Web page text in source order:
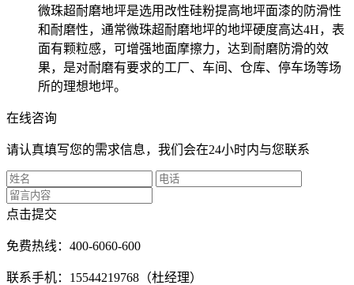
微珠超耐磨地坪是选用改性硅粉提高地坪面漆的防滑性
和耐磨性，通常微珠超耐磨地坪的地坪硬度高达4H，表
面有颗粒感，可增强地面摩擦力，达到耐磨防滑的效
果，是对耐磨有要求的工厂、车间、仓库、停车场等场
所的理想地坪。
在线咨询
请认真填写您的需求信息，我们会在24小时内与您联系
点击提交
免费热线：400-6060-600
联系手机：15544219768（杜经理）